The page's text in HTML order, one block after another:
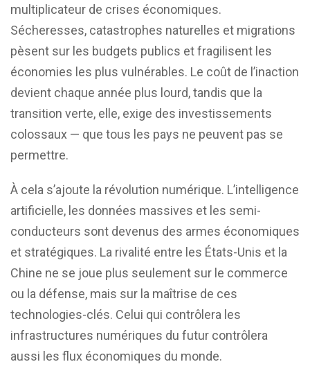
multiplicateur de crises économiques.
Sécheresses, catastrophes naturelles et migrations
pèsent sur les budgets publics et fragilisent les
économies les plus vulnérables. Le coût de l’inaction
devient chaque année plus lourd, tandis que la
transition verte, elle, exige des investissements
colossaux — que tous les pays ne peuvent pas se
permettre.
À cela s’ajoute la révolution numérique. L’intelligence
artificielle, les données massives et les semi-
conducteurs sont devenus des armes économiques
et stratégiques. La rivalité entre les États-Unis et la
Chine ne se joue plus seulement sur le commerce
ou la défense, mais sur la maîtrise de ces
technologies-clés. Celui qui contrôlera les
infrastructures numériques du futur contrôlera
aussi les flux économiques du monde.